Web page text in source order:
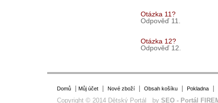
Otázka 11?
Odpověď 11.
Otázka 12?
Odpověď 12.
Domů| Můj účet| Nové zboží| Obsah košíku| Pokladna|
Copyright © 2014 Dětský Portál by SEO - Portál